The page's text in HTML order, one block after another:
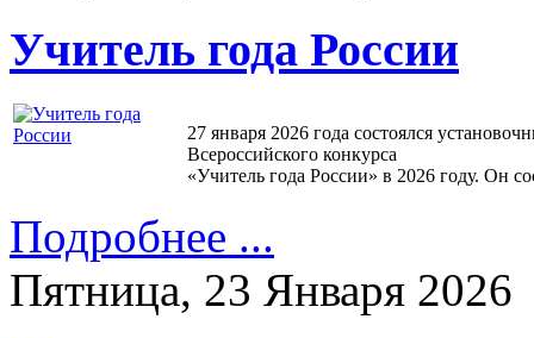
Учитель года России
27 января 2026 года состоялся
Всероссийского конкурса
«Учитель года России» в 2026 году. Он
Подробнее ...
Пятница, 23 Января 2026